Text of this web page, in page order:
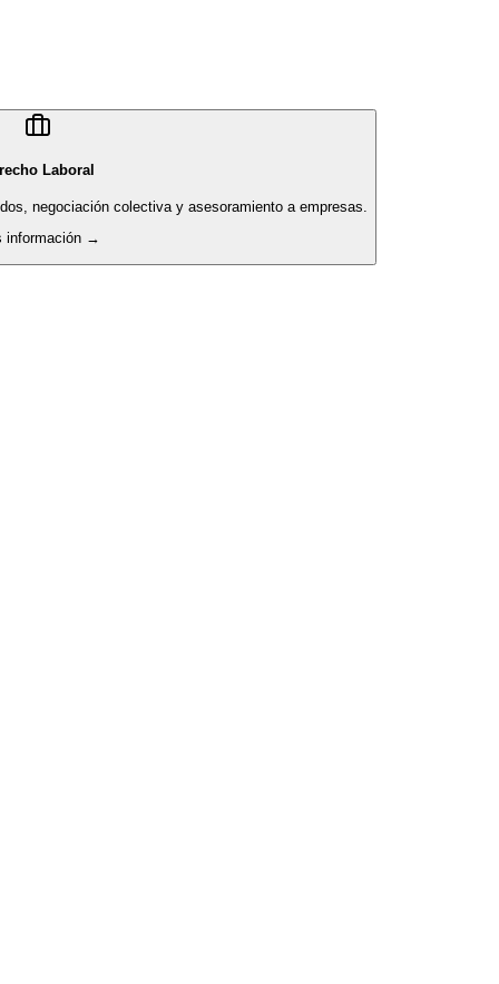
Laboral
negociación colectiva y asesoramiento a empresas.
información →